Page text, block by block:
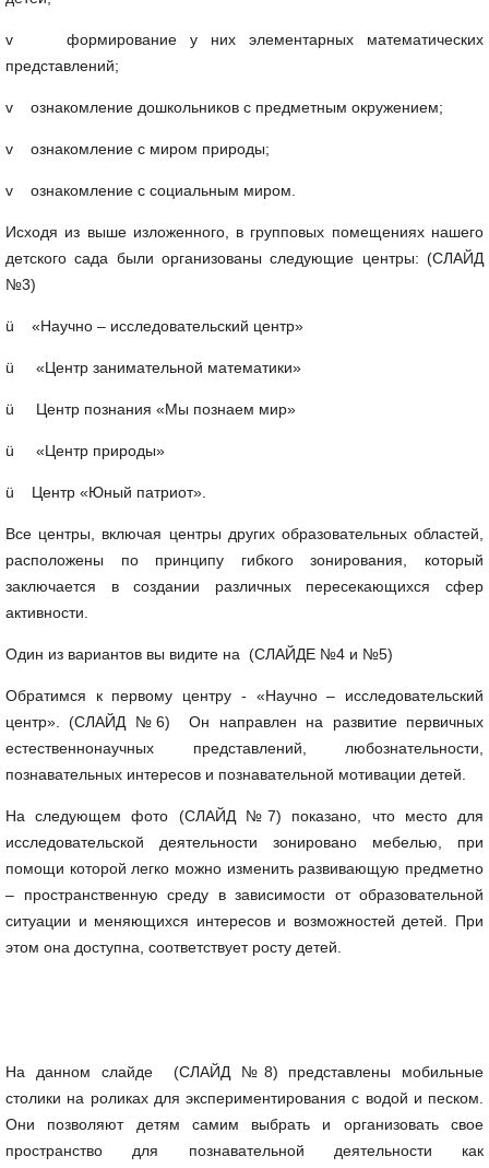
v формирование у них элементарных математических
представлений;
v ознакомление дошкольников с предметным окружением;
v ознакомление с миром природы;
v ознакомление с социальным миром.
Исходя из выше изложенного, в групповых помещениях нашего
детского сада были организованы следующие центры: (СЛАЙД
№3)
ü «Научно – исследовательский центр»
ü «Центр занимательной математики»
ü Центр познания «Мы познаем мир»
ü «Центр природы»
ü Центр «Юный патриот».
Все центры, включая центры других образовательных областей,
расположены по принципу гибкого зонирования, который
заключается в создании различных пересекающихся сфер
активности.
Один из вариантов вы видите на (СЛАЙДЕ №4 и №5)
Обратимся к первому центру - «Научно – исследовательский
центр». (СЛАЙД №6) Он направлен на развитие первичных
естественнонаучных представлений, любознательности,
познавательных интересов и познавательной мотивации детей.
На следующем фото (СЛАЙД №7) показано, что место для
исследовательской деятельности зонировано мебелью, при
помощи которой легко можно изменить развивающую предметно
– пространственную среду в зависимости от образовательной
ситуации и меняющихся интересов и возможностей детей. При
этом она доступна, соответствует росту детей.
На данном слайде (СЛАЙД №8) представлены мобильные
столики на роликах для экспериментирования с водой и песком.
Они позволяют детям самим выбрать и организовать свое
пространство для познавательной деятельности как